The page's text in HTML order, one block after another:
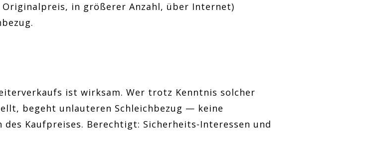
in größerer Anzahl, über Internet)
ist wirksam. Wer trotz Kenntnis solcher
begeht unlauteren Schleichbezug — keine
Kaufpreises. Berechtigt: Sicherheits-Interessen und